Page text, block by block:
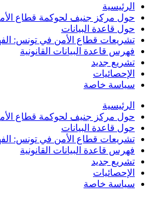
الرئيسية
حول مركز جنيف لحوكمة قطاع
حول قاعدة البيانات
تشريعات قطاع الأمن في تونس: الفهرس
فهرس قاعدة البيانات القانونية
تشريع جديد
الإحصائيات
سياسة خاصة
الرئيسية
حول مركز جنيف لحوكمة قطاع
حول قاعدة البيانات
تشريعات قطاع الأمن في تونس: الفهرس
فهرس قاعدة البيانات القانونية
تشريع جديد
الإحصائيات
سياسة خاصة